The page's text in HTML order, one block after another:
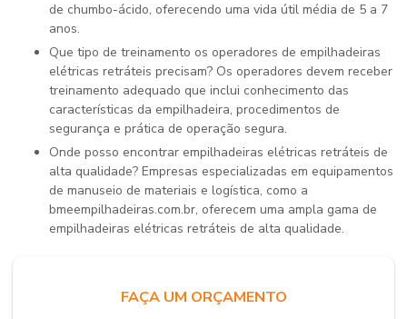
de chumbo-ácido, oferecendo uma vida útil média de 5 a 7
anos.
Que tipo de treinamento os operadores de empilhadeiras
elétricas retráteis precisam? Os operadores devem receber
treinamento adequado que inclui conhecimento das
características da empilhadeira, procedimentos de
segurança e prática de operação segura.
Onde posso encontrar empilhadeiras elétricas retráteis de
alta qualidade? Empresas especializadas em equipamentos
de manuseio de materiais e logística, como a
bmeempilhadeiras.com.br, oferecem uma ampla gama de
empilhadeiras elétricas retráteis de alta qualidade.
FAÇA UM ORÇAMENTO